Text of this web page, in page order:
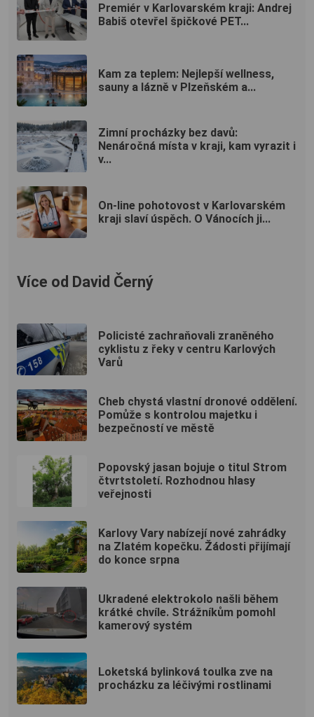
Premiér v Karlovarském kraji: Andrej
Babiš otevřel špičkové PET...
Kam za teplem: Nejlepší wellness,
sauny a lázně v Plzeňském a...
Zimní procházky bez davů:
Nenáročná místa v kraji, kam vyrazit i
v...
On-line pohotovost v Karlovarském
kraji slaví úspěch. O Vánocích ji...
Více od David Černý
Policisté zachraňovali zraněného
cyklistu z řeky v centru Karlových
Varů
Cheb chystá vlastní dronové oddělení.
Pomůže s kontrolou majetku i
bezpečností ve městě
Popovský jasan bojuje o titul Strom
čtvrtstoletí. Rozhodnou hlasy
veřejnosti
Karlovy Vary nabízejí nové zahrádky
na Zlatém kopečku. Žádosti přijímají
do konce srpna
Ukradené elektrokolo našli během
krátké chvíle. Strážníkům pomohl
kamerový systém
Loketská bylinková toulka zve na
procházku za léčivými rostlinami